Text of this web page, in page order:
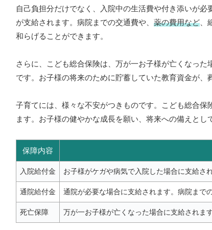
自己負担分だけでなく、入院中の生活費や付き添いが必
が支給されます。病院までの交通費や、 薬の費用など
和らげることができます。
さらに、こども総合保険は、万が一お子様が亡くなった
です。お子様の将来のために貯蓄していた教育資金が、
子育てには、様々な不安がつきものです。こども総合保
ます。お子様の健やかな成長を願い、将来への備えと
保障内容
入院給付金 お子様がケガや病気で入院した場合に支給さ
通院給付金 通院が必要な場合に支給されます。病院まで
死亡保障 万が一お子様が亡くなった場合に支給されま